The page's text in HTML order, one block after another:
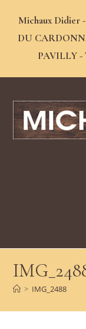
Michaux Didier
DU
PAVILLY -
> IMG_2488